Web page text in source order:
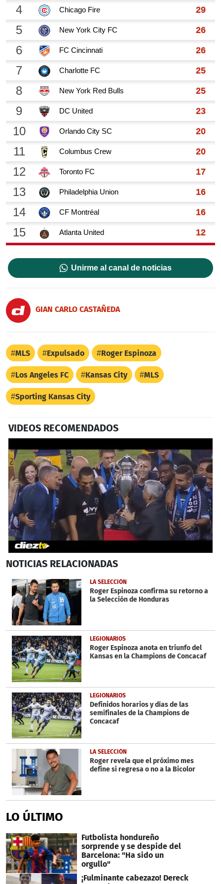
Unirme al canal de noticias
GIAN CARLO CASTAÑEDA
MLS Expulsado Roger Espinoza
Los Angeles FC Kansas City MLS
Sporting Kansas City
VIDEOS RECOMENDADOS
seconds
51
seconds
NOTICIAS RELACIONADAS
LA SELECCIÓN
Roger Espinoza confirma su retorno a
la Selección de Honduras
LEGIONARIOS
Roger Espinoza anota en triunfo del
Kansas en la Champions de Concacaf
LEGIONARIOS
Definidos horarios y días de las
semifinales de la Champions de
Concacaf
LA SELECCIÓN
Roger revela que el próximo mes
define si regresa o no a la Bicolor
LO ÚLTIMO
Futbolista hondureño
sorprende y se despide del
Barcelona: "Ha sido un
orgullo"
¡Fulminante cabezazo! Dereck